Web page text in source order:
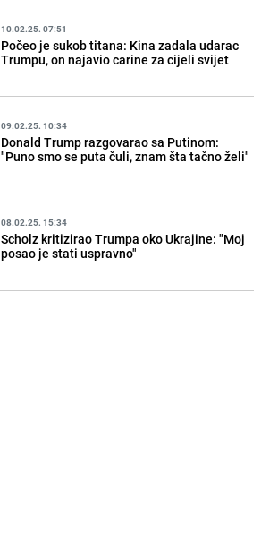
10.02.25. 07:51
Počeo je sukob titana: Kina zadala udarac
Trumpu, on najavio carine za cijeli svijet
09.02.25. 10:34
Donald Trump razgovarao sa Putinom:
"Puno smo se puta čuli, znam šta tačno želi"
08.02.25. 15:34
Scholz kritizirao Trumpa oko Ukrajine: "Moj
posao je stati uspravno"